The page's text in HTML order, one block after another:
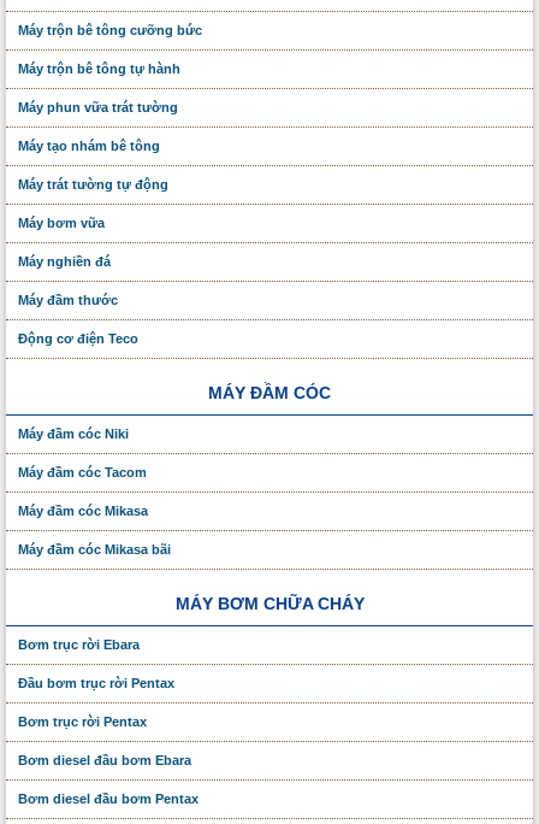
Máy trộn bê tông cưỡng bức
Máy trộn bê tông tự hành
Máy phun vữa trát tường
Máy tạo nhám bê tông
Máy trát tường tự động
Máy bơm vữa
Máy nghiền đá
Máy đầm thước
Động cơ điện Teco
MÁY ĐẦM CÓC
Máy đầm cóc Niki
Máy đầm cóc Tacom
Máy đầm cóc Mikasa
Máy đầm cóc Mikasa bãi
MÁY BƠM CHỮA CHÁY
Bơm trục rời Ebara
Đầu bơm trục rời Pentax
Bơm trục rời Pentax
Bơm diesel đầu bơm Ebara
Bơm diesel đầu bơm Pentax